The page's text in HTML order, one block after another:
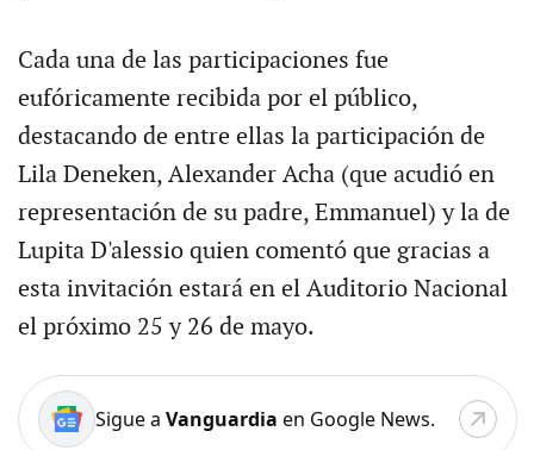
Cada una de las participaciones fue
eufóricamente recibida por el público,
destacando de entre ellas la participación de
Lila Deneken, Alexander Acha (que acudió en
representación de su padre, Emmanuel) y la de
Lupita D'alessio quien comentó que gracias a
esta invitación estará en el Auditorio Nacional
el próximo 25 y 26 de mayo.
Sigue a Vanguardia en Google News.